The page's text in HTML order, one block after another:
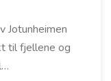
Jotunheimen
til fjellene og